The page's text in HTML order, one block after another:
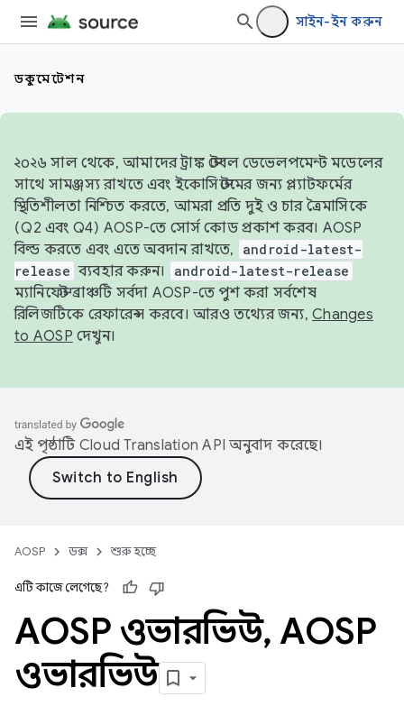
সাইন-ইন করুন
ডকুমেন্টেশন
২০২৬ সাল থেকে, আমাদের ট্রাঙ্ক স্টেবল ডেভেলপমেন্ট মডেলের
সাথে সামঞ্জস্য রাখতে এবং ইকোসিস্টেমের জন্য প্ল্যাটফর্মের
স্থিতিশীলতা নিশ্চিত করতে, আমরা প্রতি দুই ও চার ত্রৈমাসিকে
(Q2 এবং Q4) AOSP-তে সোর্স কোড প্রকাশ করব। AOSP
বিল্ড করতে এবং এতে অবদান রাখতে,
android-latest-
release ব্যবহার করুন। android-latest-release
ম্যানিফেস্ট ব্রাঞ্চটি সর্বদা AOSP-তে পুশ করা সর্বশেষ
রিলিজটিকে রেফারেন্স করবে। আরও তথ্যের জন্য, Changes
to AOSP দেখুন।
এই পৃষ্ঠাটি Cloud Translation API অনুবাদ করেছে।
AOSP ডক্স শুরু হচ্ছে
এটি কাজে লেগেছে?
AOSP ওভারভিউ, AOSP
ওভারভিউ